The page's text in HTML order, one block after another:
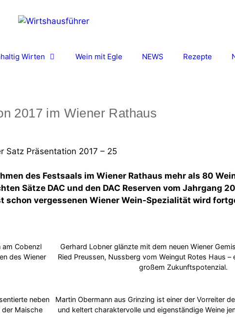
Wirten Wein mit Egle NEWS Rezepte
2017 im Wiener Rathaus
des Festsaals im Wiener Rathaus mehr als 80
Sätze DAC und den DAC Reserven vom Jahrgang
schon vergessenen Wiener Wein-Spezialität wird
am Cobenzl
des Wiener
Gerhard Lobner glänzte mit dem neuen Wiener
Ried Preussen, Nussberg vom Weingut Rotes Haus –
großem Zukunftspotenzial.
neben
der Maische
Martin Obermann aus Grinzing ist einer der Vorreiter
und keltert charaktervolle und eigenständige Weine